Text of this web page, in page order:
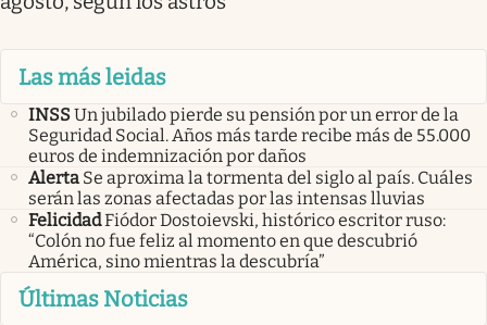
Las más leidas
INSSUn jubilado pierde su pensión por un error de la
Seguridad Social. Años más tarde recibe más de 55.000
euros de indemnización por daños
Alerta Se aproxima la tormenta del siglo al país. Cuáles
serán las zonas afectadas por las intensas lluvias
FelicidadFiódor Dostoievski, histórico escritor ruso:
“Colón no fue feliz al momento en que descubrió
América, sino mientras la descubría”
Últimas Noticias